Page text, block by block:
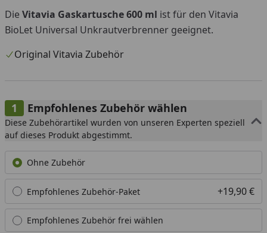
Die Vitavia Gaskartusche 600 ml ist für den Vitavia
BioLet Universal Unkrautverbrenner geeignet.
Original Vitavia Zubehör
Empfohlenes Zubehör wählen
Diese Zubehörartikel wurden von unseren Experten speziell
auf dieses Produkt abgestimmt.
Ohne Zubehör
Empfohlenes Zubehör-Paket +19,90 €
Empfohlenes Zubehör frei wählen